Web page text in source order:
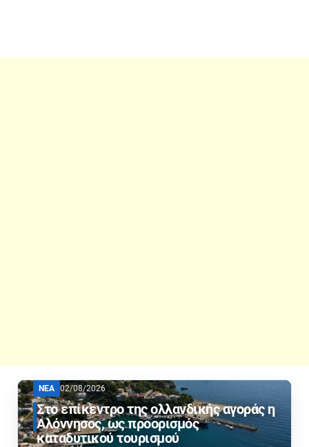
ΝΕΑ 02/08/2026
Στο επίκεντρο της ολλανδικής αγοράς η
Αλόννησος, ως προορισμός
καταδυτικού τουρισμού